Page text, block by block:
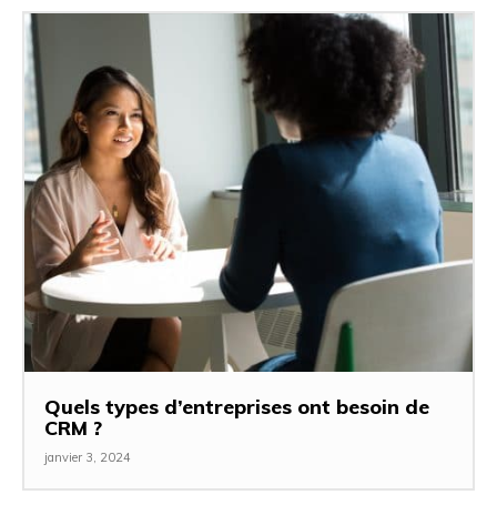
Quels types d’entreprises ont besoin de
CRM ?
janvier 3, 2024